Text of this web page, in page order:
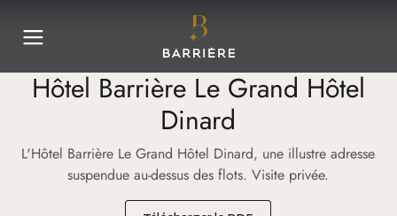
Hôtel Barrière Le Grand Hôtel
Dinard
L'Hôtel Barrière Le Grand Hôtel Dinard, une illustre adresse
suspendue au-dessus des flots. Visite privée.